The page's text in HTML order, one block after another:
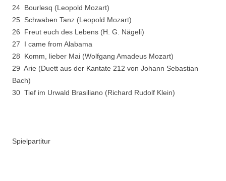
24 Bourlesq (Leopold Mozart)
25 Schwaben Tanz (Leopold Mozart)
26 Freut euch des Lebens (H. G. Nägeli)
27 I came from Alabama
28 Komm, lieber Mai (Wolfgang Amadeus Mozart)
29 Arie (Duett aus der Kantate 212 von Johann Sebastian
Bach)
30 Tief im Urwald Brasiliano (Richard Rudolf Klein)
Spielpartitur